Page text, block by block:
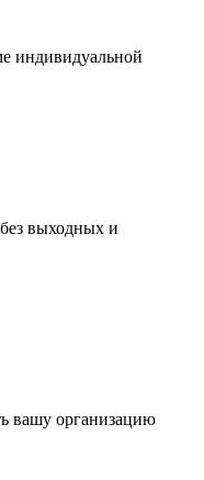
индивидуальной
выходных и
вашу организацию